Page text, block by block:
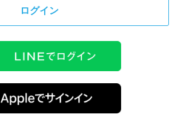
ログイン